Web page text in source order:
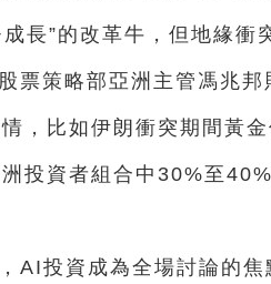
長”的改革牛，但地緣衝
票策略部亞洲主管馮兆
，比如伊朗衝突期間黃
投資者組合中30%至
AI投資成為全場討論的焦